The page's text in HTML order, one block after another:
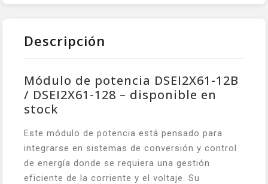
Descripción
Módulo de potencia DSEI2X61-12B
/ DSEI2X61-128 – disponible en
stock
Este módulo de potencia está pensado para
integrarse en sistemas de conversión y control
de energía donde se requiera una gestión
eficiente de la corriente y el voltaje. Su